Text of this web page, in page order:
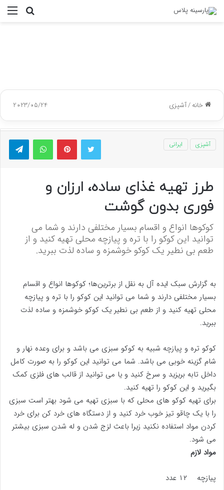
جستجو
خانه/آشپزی 2023/05/24
توییتر پینتریستواتس آپ
آشپزی ایرانی
طرز تهیه غذای ساده، ارزان و
فوری بدون گوشت
کوکوها انواع و اقسام بسیار مختلفی دارند و شما می
توانید این کوکو را با تره و پیازچه محلی تهیه کنید و از
طعم بی نطیر یک کوکو خوشمزه و ساده لذت ببرید.
به گزارش سبک ایده آل به نقل از برترین‌ها؛ کوکوها انواع و اقسام
بسیار مختلفی دارند و شما می توانید این کوکو را با تره و پیازچه
محلی تهیه کنید و از طعم بی نطیر یک کوکو خوشمزه و ساده لذت
ببرید.
کوکو تره و پیازچه شبیه به کوکو سبزی می باشد و برای وعده نهار و
شام گزینه خوبی می باشد. شما می توانید این کوکو را به صورت کامل
داخل تابه بریزید و سرخ کنید و یا می توانید از قالب های فلزی کمک
بگیرید و این کوکو را تهیه کنید.
برای تهیه کوکو های محلی که با سبزی تهیه می شود بهتر است سبزی
را با یک چاقو تیز خوب خرد کنید و از دستگاه های خرد کن برای خرد
کردن مواد استفاده نکنید زیرا باعث لزج شدن و له شدن سبزی بیشتر
می شود.
مواد لازم
پیازچه ۱۲ عدد